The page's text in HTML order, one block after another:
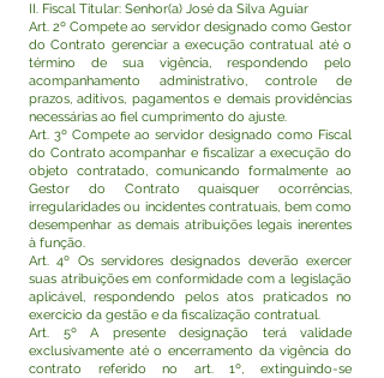
II. Fiscal Titular: Senhor(a) José da Silva Aguiar
Art. 2º Compete ao servidor designado como Gestor
do Contrato gerenciar a execução contratual até o
término de sua vigência, respondendo pelo
acompanhamento administrativo, controle de
prazos, aditivos, pagamentos e demais providências
necessárias ao fiel cumprimento do ajuste.
Art. 3º Compete ao servidor designado como Fiscal
do Contrato acompanhar e fiscalizar a execução do
objeto contratado, comunicando formalmente ao
Gestor do Contrato quaisquer ocorrências,
irregularidades ou incidentes contratuais, bem como
desempenhar as demais atribuições legais inerentes
à função.
Art. 4º Os servidores designados deverão exercer
suas atribuições em conformidade com a legislação
aplicável, respondendo pelos atos praticados no
exercício da gestão e da fiscalização contratual.
Art. 5º A presente designação terá validade
exclusivamente até o encerramento da vigência do
contrato referido no art. 1º, extinguindo-se